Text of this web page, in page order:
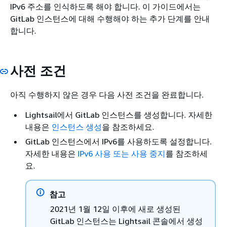
IPv6 주소를 인식하도록 해야 합니다. 이 가이드에서는
GitLab 인스턴스에 대해 수행해야 하는 추가 단계를 안내
합니다.
사전 조건
아직 수행하지 않은 경우 다음 사전 조건을 완료합니다.
Lightsail에서 GitLab 인스턴스를 생성합니다. 자세한
내용은 인스턴스 생성을 참조하세요.
GitLab 인스턴스에서 IPv6를 사용하도록 설정합니다.
자세한 내용은 IPv6 사용 또는 사용 중지를 참조하세
요.
참고
2021년 1월 12일 이후에 새로 생성된
GitLab 인스턴스는 Lightsail 콘솔에서 생성